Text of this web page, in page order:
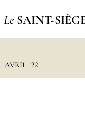
Le SAINT-
AVRIL 22